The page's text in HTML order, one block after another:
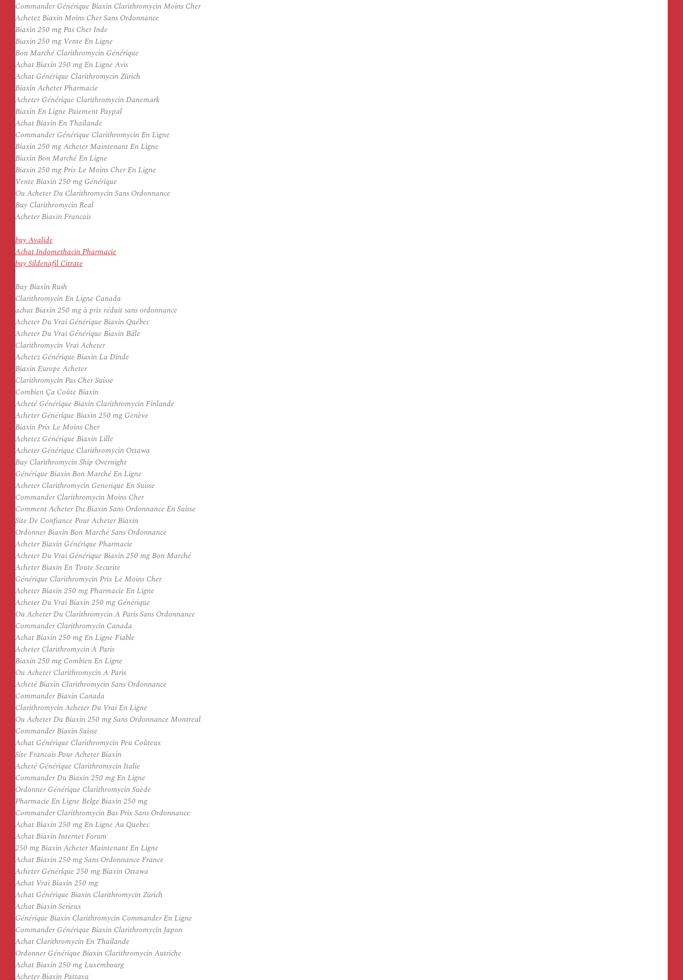
Commander Générique Biaxin Clarithromycin Moins Cher
Achetez Biaxin Moins Cher Sans Ordonnance
Biaxin 250 mg Pas Cher Inde
Biaxin 250 mg Vente En Ligne
Bon Marché Clarithromycin Générique
Achat Biaxin 250 mg En Ligne Avis
Achat Générique Clarithromycin Zürich
Biaxin Acheter Pharmacie
Acheter Générique Clarithromycin Danemark
Biaxin En Ligne Paiement Paypal
Achat Biaxin En Thailande
Commander Générique Clarithromycin En Ligne
Biaxin 250 mg Acheter Maintenant En Ligne
Biaxin Bon Marché En Ligne
Biaxin 250 mg Prix Le Moins Cher En Ligne
Vente Biaxin 250 mg Générique
Ou Acheter Du Clarithromycin Sans Ordonnance
Buy Clarithromycin Real
Acheter Biaxin Francais
buy Avalide
Achat Indomethacin Pharmacie
buy Sildenafil Citrate
Buy Biaxin Rush
Clarithromycin En Ligne Canada
achat Biaxin 250 mg à prix réduit sans ordonnance
Acheter Du Vrai Générique Biaxin Québec
Acheter Du Vrai Générique Biaxin Bâle
Clarithromycin Vrai Acheter
Achetez Générique Biaxin La Dinde
Biaxin Europe Acheter
Clarithromycin Pas Cher Suisse
Combien Ça Coûte Biaxin
Acheté Générique Biaxin Clarithromycin Finlande
Acheter Générique Biaxin 250 mg Genève
Biaxin Prix Le Moins Cher
Achetez Générique Biaxin Lille
Acheter Générique Clarithromycin Ottawa
Buy Clarithromycin Ship Overnight
Générique Biaxin Bon Marché En Ligne
Acheter Clarithromycin Generique En Suisse
Commander Clarithromycin Moins Cher
Comment Acheter Du Biaxin Sans Ordonnance En Suisse
Site De Confiance Pour Acheter Biaxin
Ordonner Biaxin Bon Marché Sans Ordonnance
Acheter Biaxin Générique Pharmacie
Acheter Du Vrai Générique Biaxin 250 mg Bon Marché
Acheter Biaxin En Toute Securite
Générique Clarithromycin Prix Le Moins Cher
Acheter Biaxin 250 mg Pharmacie En Ligne
Acheter Du Vrai Biaxin 250 mg Générique
Ou Acheter Du Clarithromycin A Paris Sans Ordonnance
Commander Clarithromycin Canada
Achat Biaxin 250 mg En Ligne Fiable
Acheter Clarithromycin A Paris
Biaxin 250 mg Combien En Ligne
Ou Acheter Clarithromycin A Paris
Acheté Biaxin Clarithromycin Sans Ordonnance
Commander Biaxin Canada
Clarithromycin Acheter Du Vrai En Ligne
Ou Acheter Du Biaxin 250 mg Sans Ordonnance Montreal
Commander Biaxin Suisse
Achat Générique Clarithromycin Peu Coûteux
Site Francais Pour Acheter Biaxin
Acheté Générique Clarithromycin Italie
Commander Du Biaxin 250 mg En Ligne
Ordonner Générique Clarithromycin Suède
Pharmacie En Ligne Belge Biaxin 250 mg
Commander Clarithromycin Bas Prix Sans Ordonnance
Achat Biaxin 250 mg En Ligne Au Quebec
Achat Biaxin Internet Forum
250 mg Biaxin Acheter Maintenant En Ligne
Achat Biaxin 250 mg Sans Ordonnance France
Acheter Générique 250 mg Biaxin Ottawa
Achat Vrai Biaxin 250 mg
Achat Générique Biaxin Clarithromycin Zürich
Achat Biaxin Serieux
Générique Biaxin Clarithromycin Commander En Ligne
Commander Générique Biaxin Clarithromycin Japon
Achat Clarithromycin En Thailande
Ordonner Générique Biaxin Clarithromycin Autriche
Achat Biaxin 250 mg Luxembourg
Acheter Biaxin Pattaya